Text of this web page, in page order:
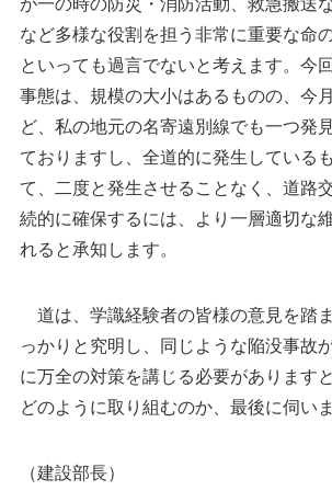
など多様な役割を担う非常に重要な命
といっても過言でないと考えます。今
事態は、規模の大小はあるものの、今
ど、私の地元の名寄遠別線でも一つ発
ておりますし、全道的に発生している
て、二度と発生させることなく、道路
続的に確保するには、より一層適切な
れると承知します。
道は、学識経験者の皆様の意見を踏
っかりと究明し、同じような陥没事故
に万全の対策を講じる必要があります
どのように取り組むのか、最後に伺いま
（建設部長）